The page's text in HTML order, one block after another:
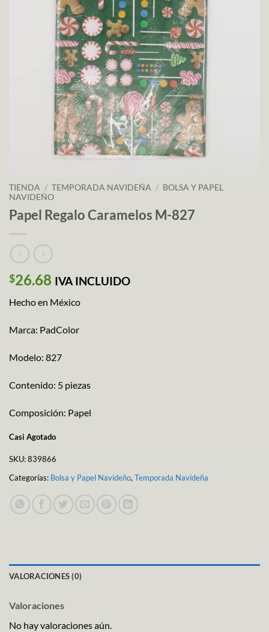
TIENDA / TEMPORADA NAVIDEÑA / BOLSA Y PAPEL
NAVIDEÑO
Papel Regalo Caramelos M-827
$26.68 IVA INCLUIDO
Hecho en México
Marca: PadColor
Modelo: 827
Contenido: 5 piezas
Composición: Papel
Casi Agotado
SKU:839866
Categorías: Bolsa y Papel Navideño,Temporada Navideña
VALORACIONES (0)
Valoraciones
No hay valoraciones aún.